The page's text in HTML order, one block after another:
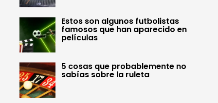
Estos son algunos futbolistas
famosos que han aparecido en
películas
5 cosas que probablemente no
sabías sobre la ruleta